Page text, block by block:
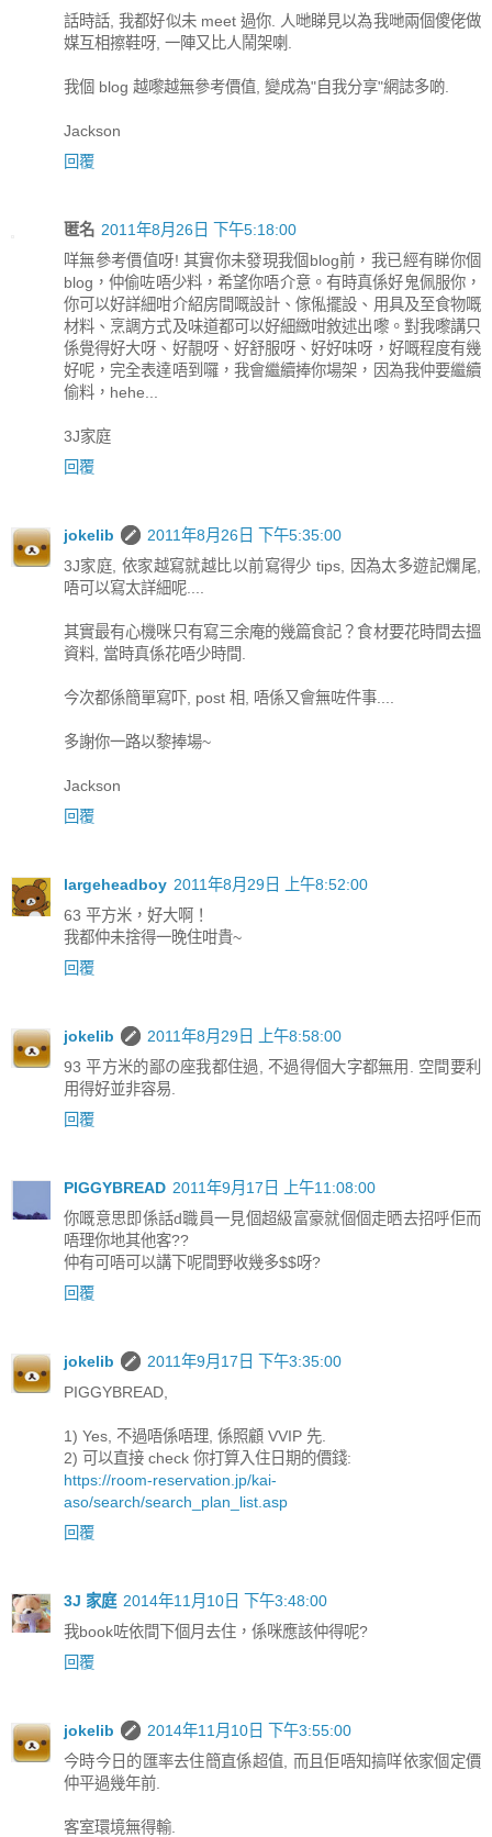
話時話, 我都好似未 meet 過你. 人哋睇見以為我哋兩個傻佬做
媒互相擦鞋呀, 一陣又比人鬧架喇.
我個 blog 越嚟越無參考價值, 變成為"自我分享"網誌多啲.
Jackson
回覆
匿名 2011年8月26日 下午5:18:00
咩無參考價值呀! 其實你未發現我個blog前，我已經有睇你個
blog，仲偷咗唔少料，希望你唔介意。有時真係好鬼佩服你，
你可以好詳細咁介紹房間嘅設計、傢俬擺設、用具及至食物嘅
材料、烹調方式及味道都可以好細緻咁敘述出嚟。對我嚟講只
係覺得好大呀、好靚呀、好舒服呀、好好味呀，好嘅程度有幾
好呢，完全表達唔到囉，我會繼續捧你場架，因為我仲要繼續
偷料，hehe...
3J家庭
回覆
jokelib
2011年8月26日 下午5:35:00
3J家庭, 依家越寫就越比以前寫得少 tips, 因為太多遊記爛尾,
唔可以寫太詳細呢....
其實最有心機咪只有寫三余庵的幾篇食記？食材要花時間去搵
資料, 當時真係花唔少時間.
今次都係簡單寫吓, post 相, 唔係又會無咗件事....
多謝你一路以黎捧場~
Jackson
回覆
largeheadboy 2011年8月29日 上午8:52:00
63 平方米，好大啊！
我都仲未捨得一晚住咁貴~
回覆
jokelib
2011年8月29日 上午8:58:00
93 平方米的鄙の座我都住過, 不過得個大字都無用. 空間要利
用得好並非容易.
回覆
PIGGYBREAD 2011年9月17日 上午11:08:00
你嘅意思即係話d職員一見個超級富豪就個個走晒去招呼佢而
唔理你地其他客??
仲有可唔可以講下呢間野收幾多$$呀?
回覆
jokelib
2011年9月17日 下午3:35:00
PIGGYBREAD,
1) Yes, 不過唔係唔理, 係照顧 VVIP 先.
2) 可以直接 check 你打算入住日期的價錢:
https://room-reservation.jp/kai-
aso/search/search_plan_list.asp
回覆
3J 家庭 2014年11月10日 下午3:48:00
我book咗依間下個月去住，係咪應該仲得呢?
回覆
jokelib
2014年11月10日 下午3:55:00
今時今日的匯率去住簡直係超值, 而且佢唔知搞咩依家個定價
仲平過幾年前.
客室環境無得輸.